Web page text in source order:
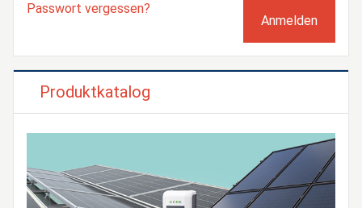
Passwort vergessen?
Produktkatalog